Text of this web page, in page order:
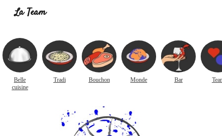
La Team
Belle
cuisine
Tradi Bouchon Monde Bar